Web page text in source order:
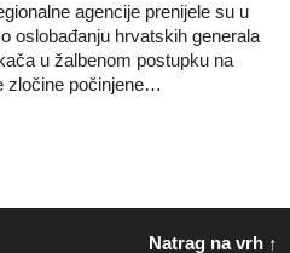
agencije prenijele su u
oslobađanju hrvatskih generala
u žalbenom postupku na
zločine počinjene…
Natrag na vrh ↑